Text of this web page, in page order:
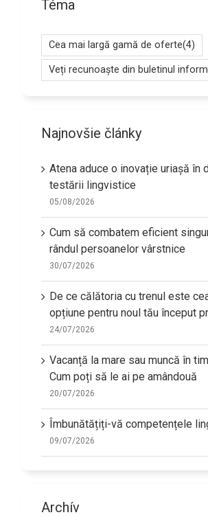
Téma
Cea mai largă gamă de oferte(4)
Veți recunoaște din buletinul
Najnovšie články
Atena aduce o inovație uriașă în
testării lingvistice
05/08/2026
Cum să combatem eficient
rândul persoanelor vârstnice
30/07/2026
De ce călătoria cu trenul este
opțiune pentru noul tău început
24/07/2026
Vacanță la mare sau muncă în
Cum poți să le ai pe amândouă
20/07/2026
Îmbunătățiți-vă competențele
09/07/2026
Archív